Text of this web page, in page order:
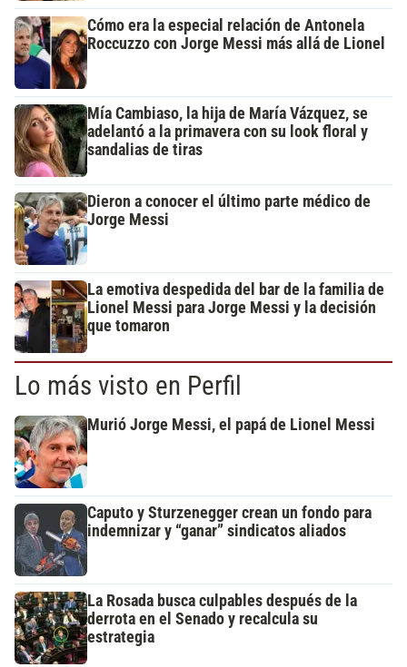
Cómo era la especial relación de Antonela
Roccuzzo con Jorge Messi más allá de Lionel
Mía Cambiaso, la hija de María Vázquez, se
adelantó a la primavera con su look floral y
sandalias de tiras
Dieron a conocer el último parte médico de
Jorge Messi
La emotiva despedida del bar de la familia de
Lionel Messi para Jorge Messi y la decisión
que tomaron
Lo más visto en Perfil
Murió Jorge Messi, el papá de Lionel Messi
Caputo y Sturzenegger crean un fondo para
indemnizar y “ganar” sindicatos aliados
La Rosada busca culpables después de la
derrota en el Senado y recalcula su
estrategia